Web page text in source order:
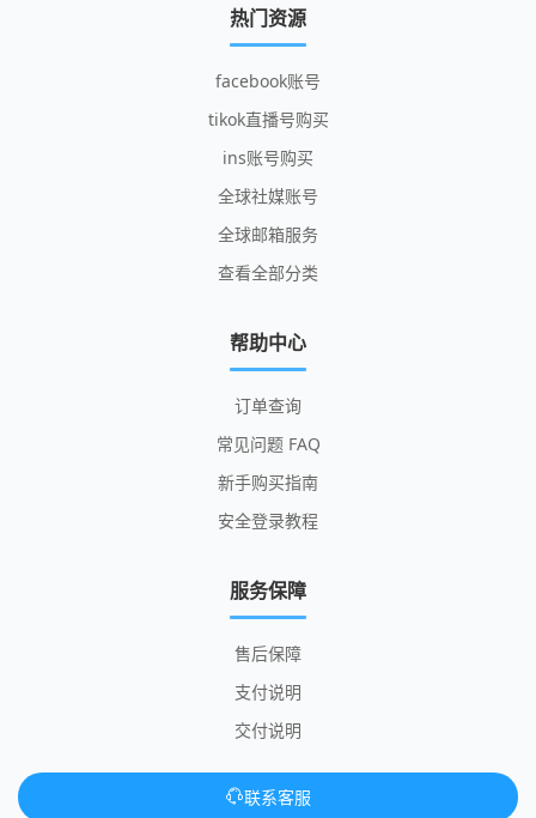
热门资源
facebook账号
tikok直播号购买
ins账号购买
全球社媒账号
全球邮箱服务
查看全部分类
帮助中心
订单查询
常见问题 FAQ
新手购买指南
安全登录教程
服务保障
售后保障
支付说明
交付说明
联系客服